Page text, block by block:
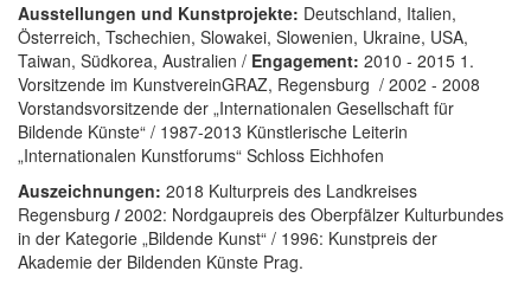
Ausstellungen und Kunstprojekte: Deutschland, Italien,
Österreich, Tschechien, Slowakei, Slowenien, Ukraine, USA,
Taiwan, Südkorea, Australien / Engagement: 2010 - 2015 1.
Vorsitzende im KunstvereinGRAZ, Regensburg / 2002 - 2008
Vorstandsvorsitzende der „Internationalen Gesellschaft für
Bildende Künste“ / 1987-2013 Künstlerische Leiterin
„Internationalen Kunstforums“ Schloss Eichhofen
Auszeichnungen: 2018 Kulturpreis des Landkreises
Regensburg / 2002: Nordgaupreis des Oberpfälzer Kulturbundes
in der Kategorie „Bildende Kunst“ / 1996: Kunstpreis der
Akademie der Bildenden Künste Prag.